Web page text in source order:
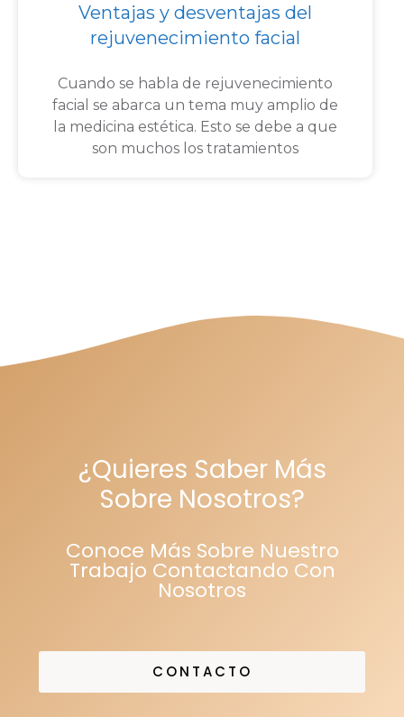
Ventajas y desventajas del
rejuvenecimiento facial
Cuando se habla de rejuvenecimiento
facial se abarca un tema muy amplio de
la medicina estética. Esto se debe a que
son muchos los tratamientos
¿Quieres Saber Más
Sobre Nosotros?
Conoce Más Sobre Nuestro
Trabajo Contactando Con
Nosotros
CONTACTO